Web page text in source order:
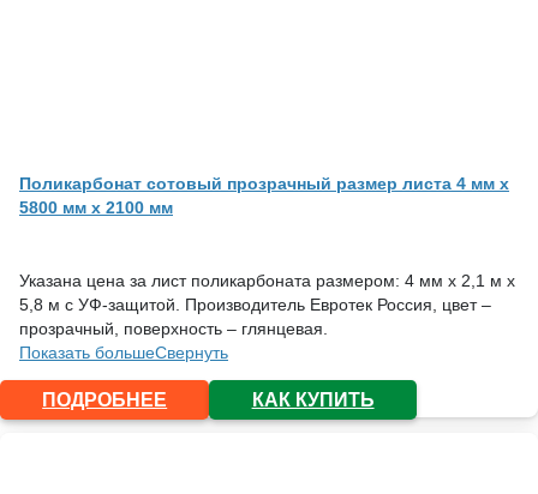
Поликарбонат сотовый прозрачный размер листа 4 мм x
5800 мм x 2100 мм
Указана цена за лист поликарбоната размером: 4 мм х 2,1 м х
5,8 м с УФ-защитой. Производитель Евротек Россия, цвет –
прозрачный, поверхность – глянцевая.
Показать большеСвернуть
ПОДРОБНЕЕ КАК КУПИТЬ